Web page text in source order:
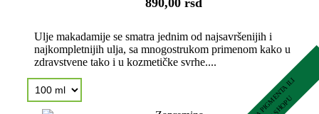
Ulje makadamije se smatra jednim od najsavršenijih i
najkompletnijih ulja, sa mnogostrukom primenom kako u
zdravstvene tako i u kozmetičke svrhe....